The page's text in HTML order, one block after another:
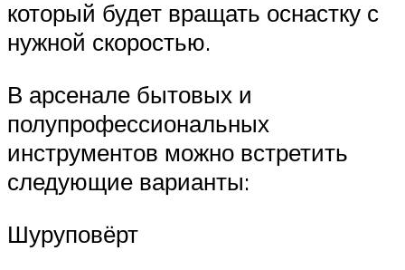
который будет вращать оснастку с
нужной скоростью.
В арсенале бытовых и
полупрофессиональных
инструментов можно встретить
следующие варианты:
Шуруповёрт